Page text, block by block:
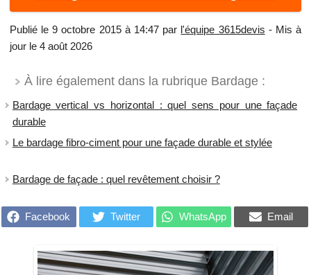
Publié le 9 octobre 2015 à 14:47 par l'équipe 3615devis - Mis à
jour le 4 août 2026
À lire également dans la rubrique Bardage :
Bardage vertical vs horizontal : quel sens pour une façade
durable
Le bardage fibro-ciment pour une façade durable et stylée
Bardage de façade : quel revêtement choisir ?
Facebook Twitter WhatsApp Email